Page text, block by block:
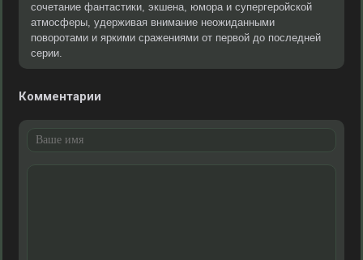
сочетание фантастики, экшена, юмора и супергеройской
атмосферы, удерживая внимание неожиданными
поворотами и яркими сражениями от первой до последней
серии.
Комментарии